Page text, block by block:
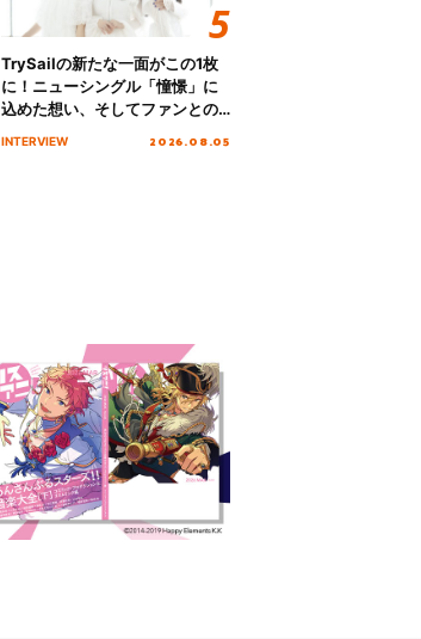
TrySailの新たな一面がこの1枚
に！ニューシングル「憧憬」に
込めた想い、そしてファンとの
INTERVIEW 2026.08.05